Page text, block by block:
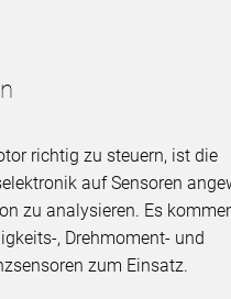
richtig zu steuern, ist die
auf Sensoren
zu analysieren. Es
, Drehmoment- und
zum Einsatz.